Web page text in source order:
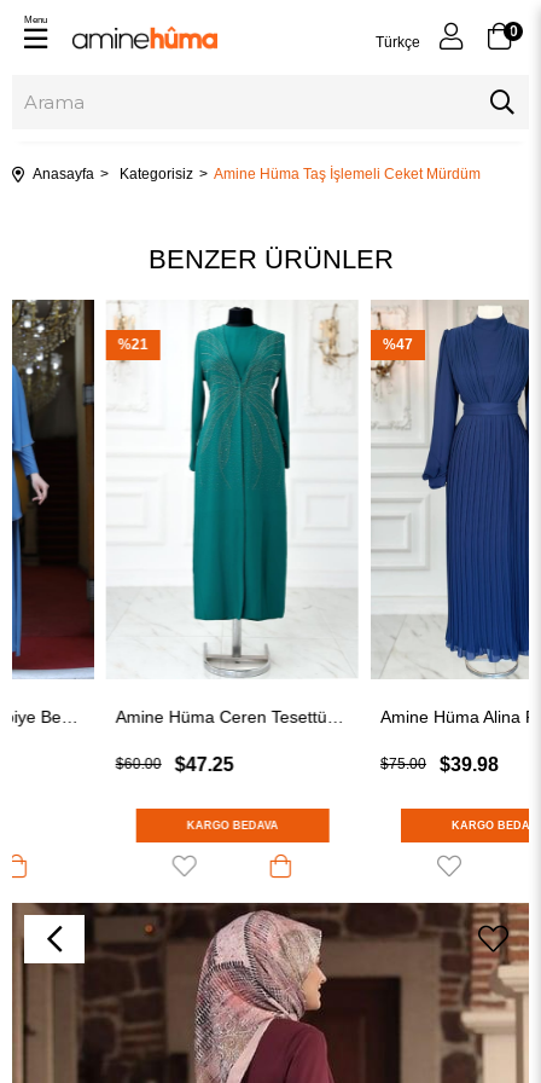
Türkçe
0
Menu
Anasayfa Kategorisiz Amine Hüma Taş İşlemeli Ceket Mürdüm
BENZER ÜRÜNLER
Amine Hüma Ceren Tesettür Abiye Zümrüt
$47.25
%21
Amine Hüma Alina Piliseli Tesettür Abiye Lacivert
$39.98
%47